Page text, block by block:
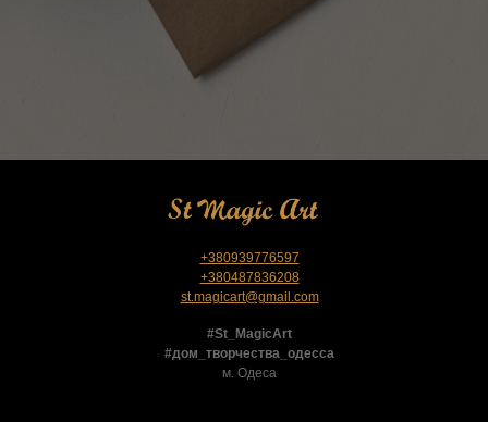
+380939776597
+380487836208
st.magicart@gmail.com
#St_MagicArt
#дом_творчества_одесса
м. Одеса